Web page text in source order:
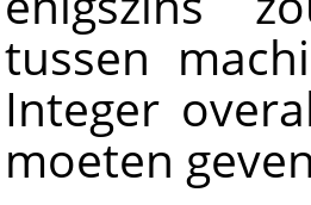
tussen
Integer
moeten